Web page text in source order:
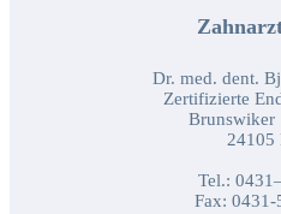
Dr. med. dent.
Zertifizierte
Brunswiker
24105
Tel.:
Fax: 0431-